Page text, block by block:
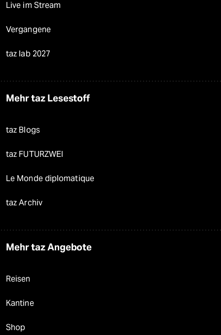
Live im Stream
Vergangene
taz lab 2027
Mehr taz Lesestoff
taz Blogs
taz FUTURZWEI
Le Monde diplomatique
taz Archiv
Mehr taz Angebote
Reisen
Kantine
Shop